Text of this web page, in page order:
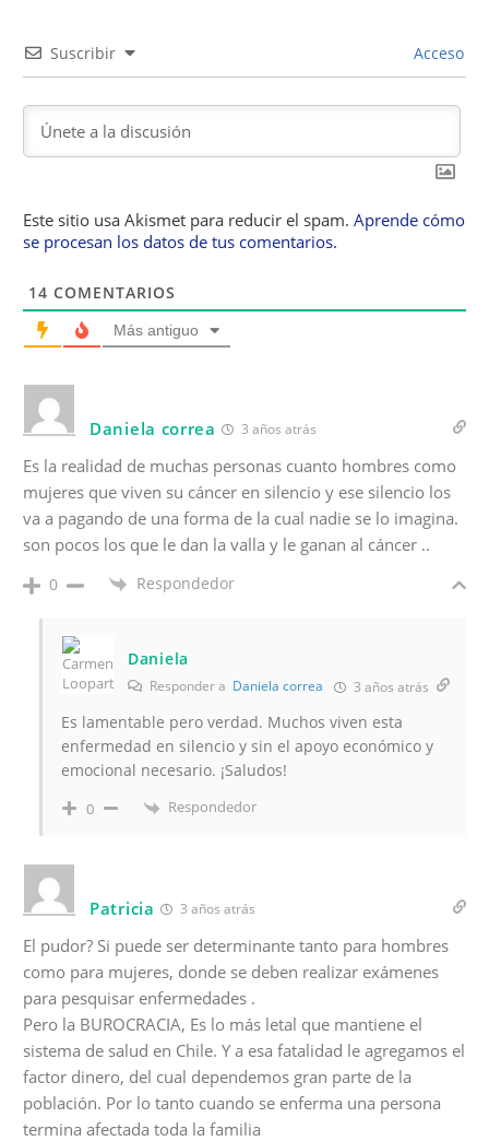
Suscribir Acceso
Este sitio usa Akismet para reducir el spam. Aprende cómo
se procesan los datos de tus comentarios.
14 COMENTARIOS
Más antiguo
Daniela correa 3 años atrás
Es la realidad de muchas personas cuanto hombres como
mujeres que viven su cáncer en silencio y ese silencio los
va a pagando de una forma de la cual nadie se lo imagina.
son pocos los que le dan la valla y le ganan al cáncer ..
0 Respondedor
Daniela
Responder a Daniela correa 3 años atrás
Es lamentable pero verdad. Muchos viven esta
enfermedad en silencio y sin el apoyo económico y
emocional necesario. ¡Saludos!
0 Respondedor
Patricia 3 años atrás
El pudor? Si puede ser determinante tanto para hombres
como para mujeres, donde se deben realizar exámenes
para pesquisar enfermedades .
Pero la BUROCRACIA, Es lo más letal que mantiene el
sistema de salud en Chile. Y a esa fatalidad le agregamos el
factor dinero, del cual dependemos gran parte de la
población. Por lo tanto cuando se enferma una persona
termina afectada toda la familia